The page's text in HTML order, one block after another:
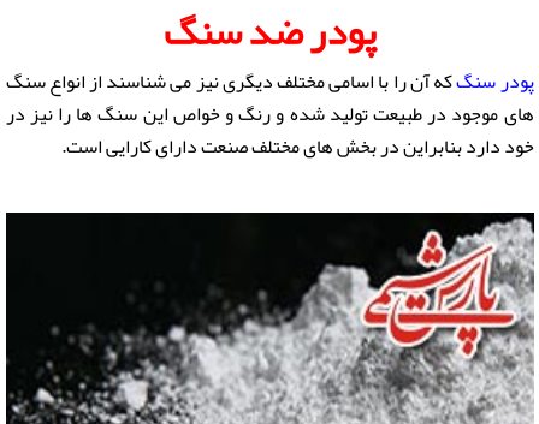
پودر ضد سنگ
پودر سنگکه آن را با اسامی مختلف دیگری نیز می شناسند از انواع سنگ
های موجود در طبیعت تولید شده و رنگ و خواص این سنگ ها را نیز در
خود دارد بنابراین در بخش های مختلف صنعت دارای کارایی است.